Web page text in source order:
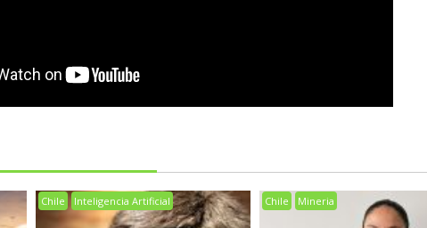
Chile Inteligencia Artificial Chile Mineria